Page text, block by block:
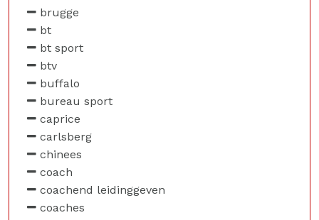
brugge
bt
bt sport
btv
buffalo
bureau sport
caprice
carlsberg
chinees
coach
coachend leidinggeven
coaches